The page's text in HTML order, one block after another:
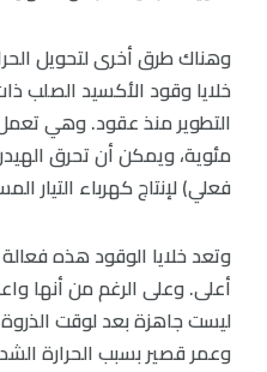
وهناك طرق أخرى لتحويل
خلايا وقود الأكسيد الصلب
مئوية، ويمكن أن تحرق
فعلي) لإنتاج كهرباء التيار
أعلى. وعلى الرغم من أنها
ليست جاهزة بعد لوقت
وعمر قصير بسبب الحرارة